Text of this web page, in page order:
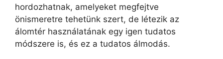
hordozhatnak, amelyeket megfejtve
önismeretre tehetünk szert, de létezik az
álomtér használatának egy igen tudatos
módszere is, és ez a tudatos álmodás.